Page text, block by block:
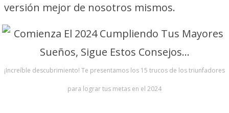
versión mejor de nosotros mismos.
¡Increíble descubrimiento! Te presentamos los 15 trucos de los triunfadores
para lograr tus metas en el 2024